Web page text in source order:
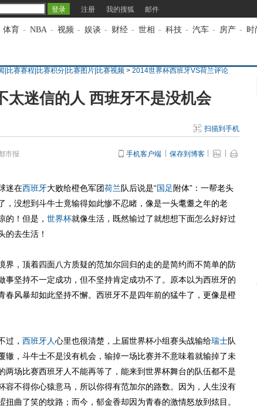
注册 我的搜狐 邮件
体育 - NBA - 视频 - 娱谈 - 财经 - 世相 - 科技 - 汽车 - 房产 - 时
|比赛赛程|比赛积分|比赛图片|比赛视频 > 2014世界杯西班牙VS荷兰评论
太迷信的人 西班牙不是没机会
扫描到手机
市报 手机客户端 保存到博客
迷在西班牙大败给橙色军团荷兰队后说是“国足 附体”：一帮老头
，没想到斗牛士竟输得如此惨不忍睹，像是一头耄耋之年的老
的！但是， 世界杯就像生活，既然输过了就想想下面怎么好好过
的去生活！
，顶着四面八方质疑的范加尔回归的走的是简约而不简单的防
事坚持不一定成功，但不坚持肯定成功不了。原本以为西班牙的
春风暴却如此坚持不懈。西班牙不是四年前的猛牛了，更像是橙
， 西班牙人心里也很清楚，上届世界杯小组赛头战输给瑞士队
辙，斗牛士不是没有机会，输掉一场比赛并不意味着就输掉了未
两场比赛西班牙人不能再等了，能来到世界杯舞台的队伍都不是
容不得你心猿意马，所以你得有范加尔的路数。因为，人生没有
曲了笑的纹路；而今，郁金香却因为青春的激情怒放到炫目。